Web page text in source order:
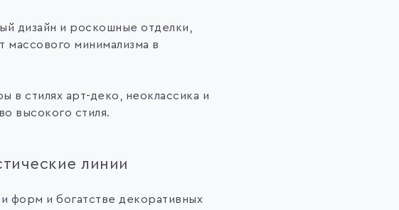
дизайн и роскошные отделки,
массового минимализма в
в стилях арт-деко, неоклассика и
высокого стиля.
линии
форм и богатстве декоративных